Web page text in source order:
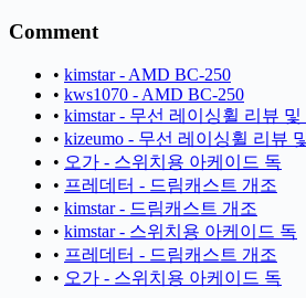
Comment
• kimstar - AMD BC-250
• kws1070 - AMD BC-250
• kimstar - 무선 레이싱휠 리뷰 및
• kizeumo - 무선 레이싱휠 리뷰
• 오가 - 스위치용 아케이드 독
• 프레데터 - 드림캐스트 개조
• kimstar - 드림캐스트 개조
• kimstar - 스위치용 아케이드 독
• 프레데터 - 드림캐스트 개조
• 오가 - 스위치용 아케이드 독